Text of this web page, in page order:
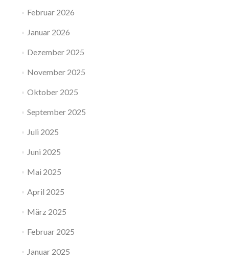
Februar 2026
Januar 2026
Dezember 2025
November 2025
Oktober 2025
September 2025
Juli 2025
Juni 2025
Mai 2025
April 2025
März 2025
Februar 2025
Januar 2025